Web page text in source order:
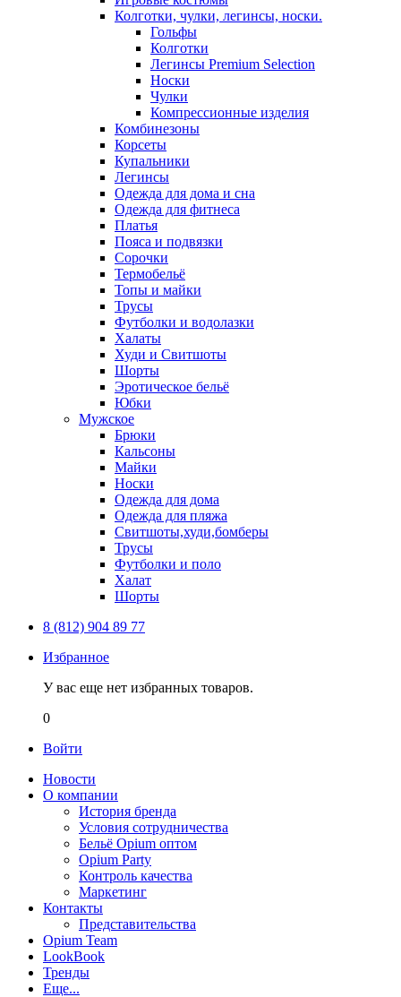
Колготки, чулки, легинсы, носки.
Гольфы
Колготки
Легинсы Premium Selection
Носки
Чулки
Компрессионные изделия
Комбинезоны
Корсеты
Купальники
Легинсы
Одежда для дома и сна
Одежда для фитнеса
Платья
Пояса и подвязки
Сорочки
Термобельё
Топы и майки
Трусы
Футболки и водолазки
Халаты
Худи и Свитшоты
Шорты
Эротическое бельё
Юбки
Мужское
Брюки
Кальсоны
Майки
Носки
Одежда для дома
Одежда для пляжа
Свитшоты,худи,бомберы
Трусы
Футболки и поло
Халат
Шорты
8 (812) 904 89 77
Избранное
У вас еще нет избранных товаров.
0
Войти
Новости
О компании
История бренда
Условия сотрудничества
Бельё Opium оптом
Opium Party
Контроль качества
Маркетинг
Контакты
Представительства
Opium Team
LookBook
Тренды
Еще...